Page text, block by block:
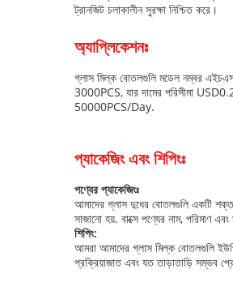
ট্রানজিট চলাকালীন সুরক্ষা নিশ্চিত করে।
অ্যাপ্লিকেশনঃ
গ্লাস মিল্ক বোতলগুলি মডেল নম্বর
3000PCS, যার দামের পরিসীমা
50000PCS/Day.
প্যাকেজিং এবং শিপিংঃ
পণ্যের প্যাকেজিংঃ
আমাদের গ্লাস দুধের বোতলগুলি একটি শক্ত
সাজানো হয়. বাক্সে পণ্যের নাম, পরিমাণ এবং
শিপিং:
আমরা আমাদের গ্লাস মিল্ক বোতলগুলি
প্রক্রিয়াজাত এবং যত তাড়াতাড়ি সম্ভব